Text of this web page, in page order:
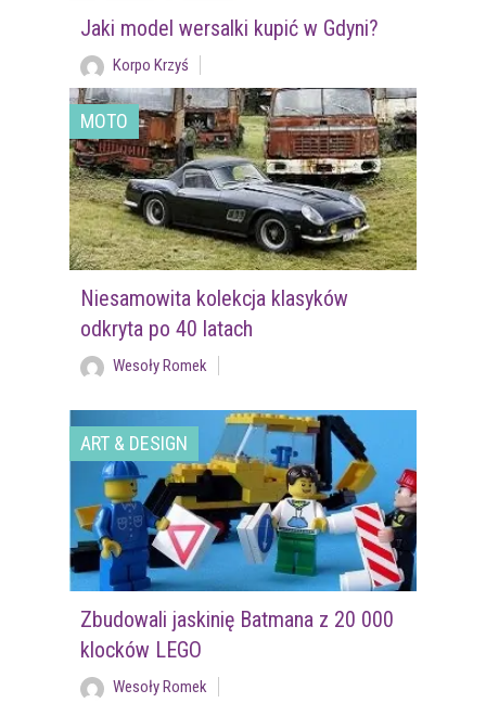
Jaki model wersalki kupić w Gdyni?
Korpo Krzyś
MOTO
Niesamowita kolekcja klasyków
odkryta po 40 latach
Wesoły Romek
ART & DESIGN
Zbudowali jaskinię Batmana z 20 000
klocków LEGO
Wesoły Romek